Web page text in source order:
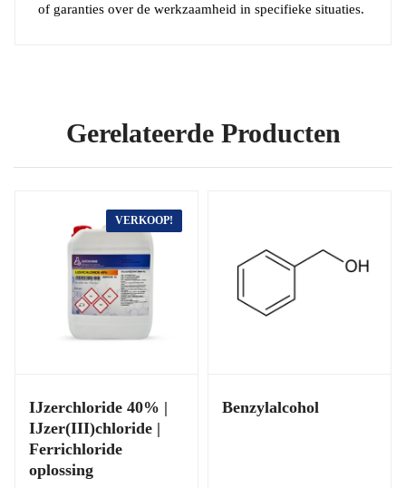
of garanties over de werkzaamheid in specifieke situaties.
Gerelateerde Producten
VERKOOP!
IJzerchloride 40% |
IJzer(III)chloride |
Ferrichloride
oplossing
Benzylalcohol